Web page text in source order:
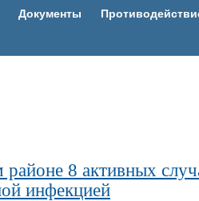
Документы
8 активных
инфекцией